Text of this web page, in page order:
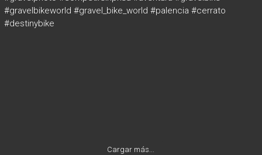
Cargar más...